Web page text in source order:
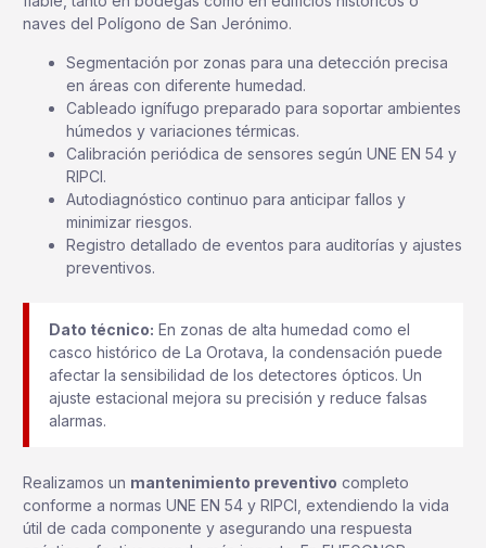
naves del Polígono de San Jerónimo.
Segmentación por zonas para una detección precisa
en áreas con diferente humedad.
Cableado ignífugo preparado para soportar ambientes
húmedos y variaciones térmicas.
Calibración periódica de sensores según UNE EN 54 y
RIPCI.
Autodiagnóstico continuo para anticipar fallos y
minimizar riesgos.
Registro detallado de eventos para auditorías y ajustes
preventivos.
Dato técnico: En zonas de alta humedad como el
casco histórico de La Orotava, la condensación puede
afectar la sensibilidad de los detectores ópticos. Un
ajuste estacional mejora su precisión y reduce falsas
alarmas.
Realizamos un mantenimiento preventivo completo
conforme a normas UNE EN 54 y RIPCI, extendiendo la vida
útil de cada componente y asegurando una respuesta